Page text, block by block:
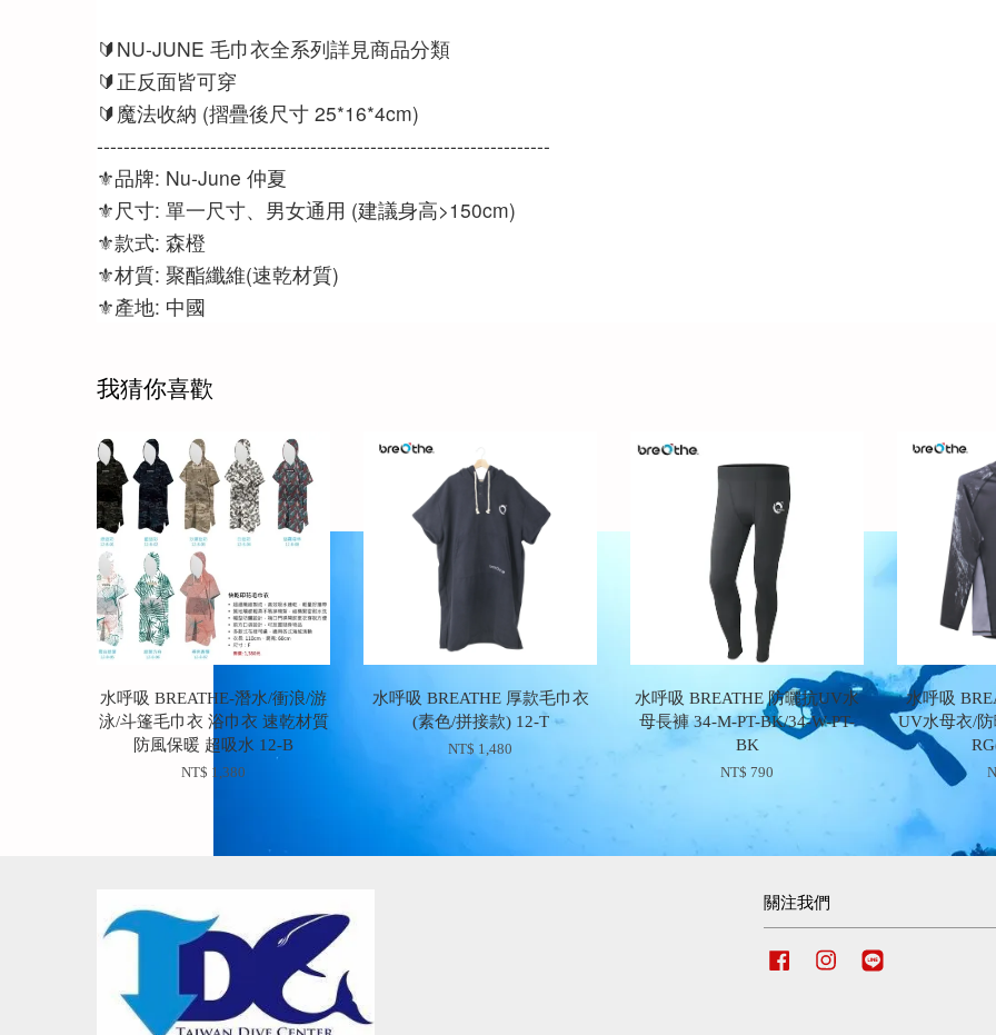
🔰NU-JUNE 毛巾衣全系列詳見商品分類
🔰正反面皆可穿
🔰魔法收納 (摺疊後尺寸 25*16*4cm)
--------------------------------------------------------------------
⚜️品牌: Nu-June 仲夏
⚜️尺寸: 單一尺寸、男女通用 (建議身高>150cm)
⚜️款式: 森橙
⚜️材質: 聚酯纖維(速乾材質)
⚜️產地: 中國
我猜你喜歡
水呼吸 BREATHE-潛水/衝浪/游
泳/斗篷毛巾衣 浴巾衣 速乾材質
防風保暖 超吸水 12-B
NT$ 1,380
水呼吸 BREATHE 厚款毛巾衣
(素色/拼接款) 12-T
NT$ 1,480
水呼吸 BREATHE 防曬抗UV水
母長褲 34-M-PT-BK/34-W-PT-
BK
NT$ 790
水呼吸
UV水母衣/
關注我們
Facebook Instagram